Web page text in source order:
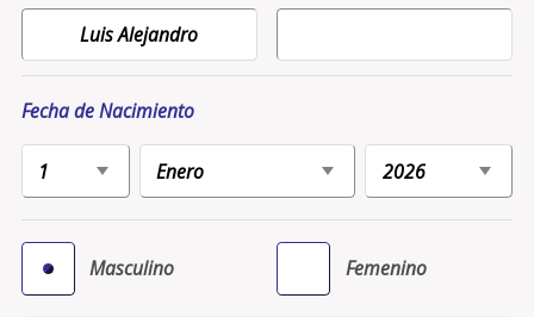
Fecha de Nacimiento
Masculino Femenino